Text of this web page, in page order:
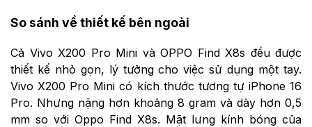
So sánh về thiết kế bên ngoài
Cả Vivo X200 Pro Mini và OPPO Find X8s đều được
thiết kế nhỏ gọn, lý tưởng cho việc sử dụng một tay.
Vivo X200 Pro Mini có kích thước tương tự iPhone 16
Pro. Nhưng nặng hơn khoảng 8 gram và dày hơn 0,5
mm so với Oppo Find X8s. Mặt lưng kính bóng của